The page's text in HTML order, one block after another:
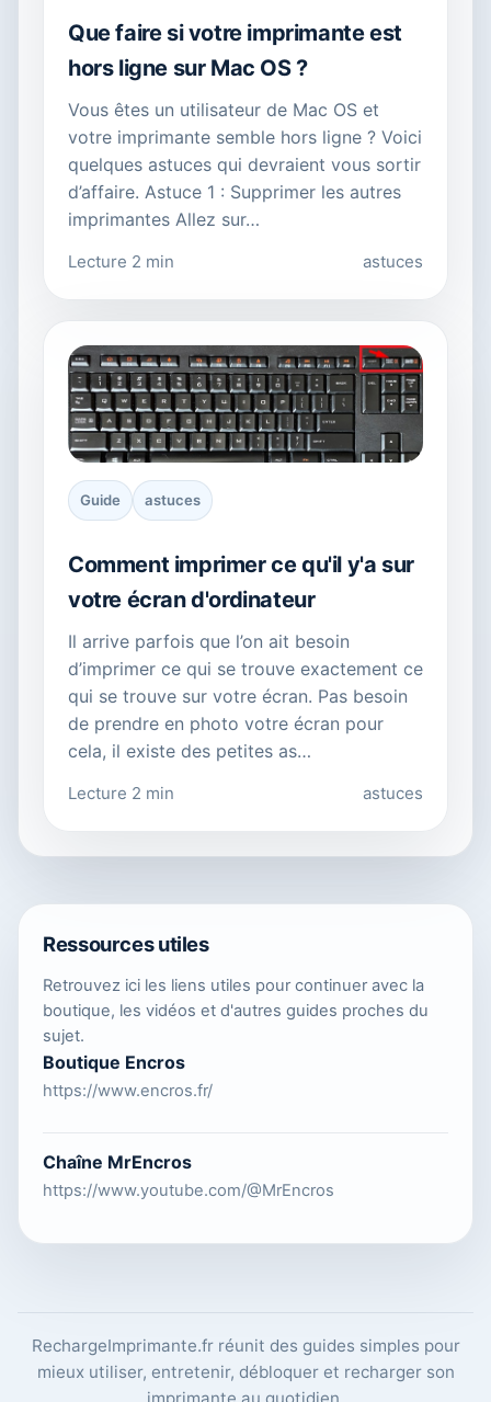
Que faire si votre imprimante est
hors ligne sur Mac OS ?
Vous êtes un utilisateur de Mac OS et
votre imprimante semble hors ligne ? Voici
quelques astuces qui devraient vous sortir
d’affaire. Astuce 1 : Supprimer les autres
imprimantes Allez sur…
Lecture 2 min astuces
Guide astuces
Comment imprimer ce qu'il y'a sur
votre écran d'ordinateur
Il arrive parfois que l’on ait besoin
d’imprimer ce qui se trouve exactement ce
qui se trouve sur votre écran. Pas besoin
de prendre en photo votre écran pour
cela, il existe des petites as…
Lecture 2 min astuces
Ressources utiles
Retrouvez ici les liens utiles pour continuer avec la
boutique, les vidéos et d'autres guides proches du
sujet.
Boutique Encros
https://www.encros.fr/
Chaîne MrEncros
https://www.youtube.com/@MrEncros
RechargeImprimante.fr réunit des guides simples pour
mieux utiliser, entretenir, débloquer et recharger son